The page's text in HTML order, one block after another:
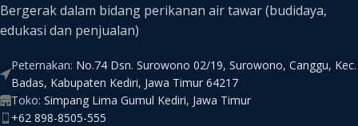
Bergerak dalam bidang perikanan air tawar (budidaya,
edukasi dan penjualan)
Peternakan: No.74 Dsn. Surowono 02/19, Surowono, Canggu, Kec.
Badas, Kabupaten Kediri, Jawa Timur 64217
Toko: Simpang Lima Gumul Kediri, Jawa Timur
+62 898-8505-555